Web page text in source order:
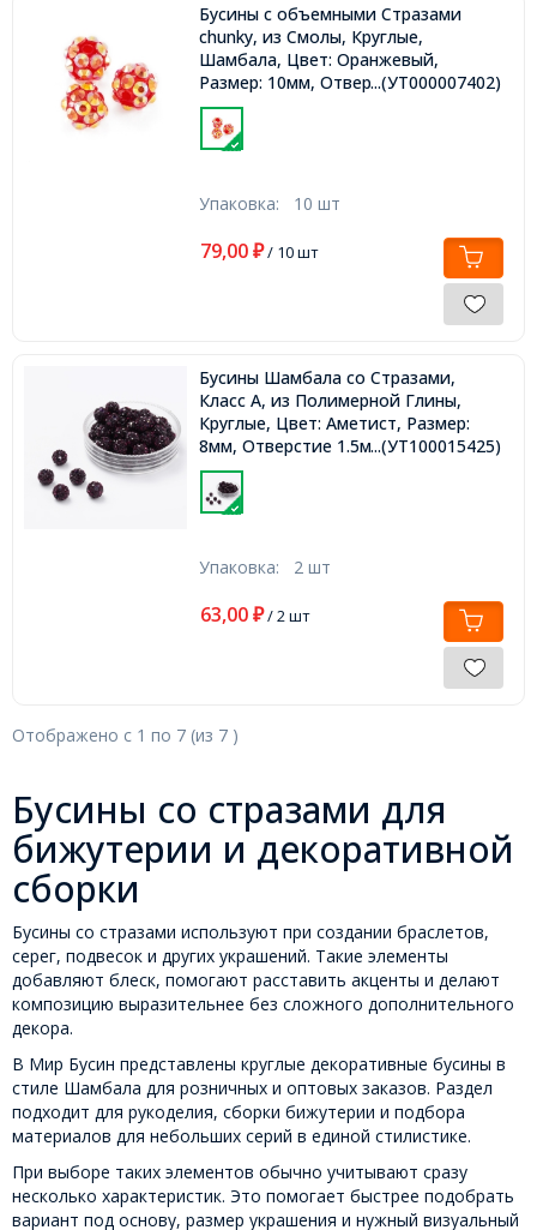
Бусины с объемными Стразами
chunky, из Смолы, Круглые,
Шамбала, Цвет: Оранжевый,
Размер: 10мм, Отверстие 2мм,
...(УТ000007402)
Упаковка: 10 шт
79,00 ₽/ 10 шт
Бусины Шамбала со Стразами,
Класс А, из Полимерной Глины,
Круглые, Цвет: Аметист, Размер:
8мм, Отверстие 1.5мм,...(УТ100015425)
Упаковка: 2 шт
63,00 ₽/ 2 шт
Отображено с 1 по 7 (из 7 )
Бусины со стразами для
бижутерии и декоративной
сборки
Бусины со стразами используют при создании браслетов,
серег, подвесок и других украшений. Такие элементы
добавляют блеск, помогают расставить акценты и делают
композицию выразительнее без сложного дополнительного
декора.
В Мир Бусин представлены круглые декоративные бусины в
стиле Шамбала для розничных и оптовых заказов. Раздел
подходит для рукоделия, сборки бижутерии и подбора
материалов для небольших серий в единой стилистике.
При выборе таких элементов обычно учитывают сразу
несколько характеристик. Это помогает быстрее подобрать
вариант под основу, размер украшения и нужный визуальный